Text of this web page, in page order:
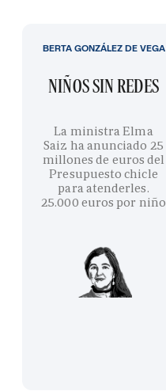
NIÑOS SIN REDES
La ministra Elma
Saiz ha anunciado 25
millones de euros del
Presupuesto chicle
para atenderles.
25.000 euros por niño
BERTA GONZÁLEZ DE VEGA